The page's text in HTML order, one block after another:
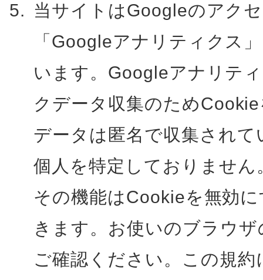
当サイトはGoogleのアク
「Googleアナリティクス
います。Googleアナリテ
クデータ収集のため
データは匿名で収集され
個人を特定しておりません
その機能はCookieを無効
きます。お使いのブラウザ
ご確認ください。この規